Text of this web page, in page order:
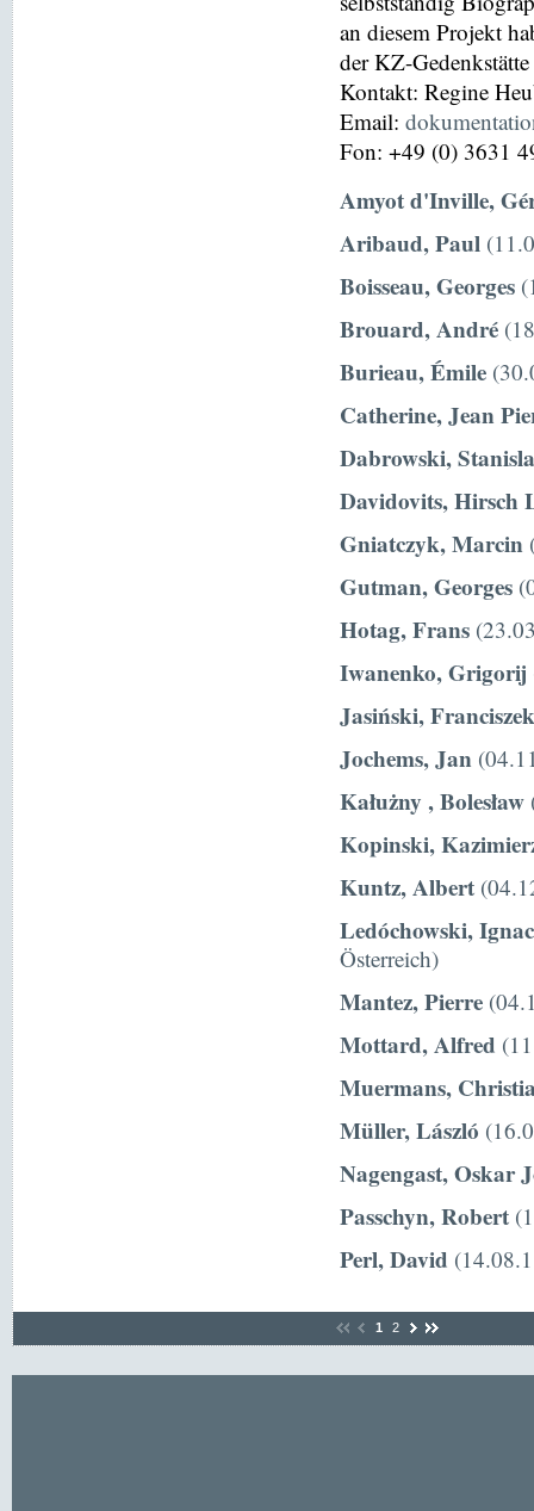
an diesem Projekt
der KZ-
Kontakt: Regine
Email:
Fon: +49 (0) 3631
Amyot d'Inville,
Aribaud, Paul
Boisseau, Georges
Brouard, André
Burieau, Émile
Catherine, Jean
Dabrowski,
Davidovits, Hirsch
Gniatczyk, Marcin
Gutman, Georges
Hotag, Frans
Iwanenko, Grigorij
Jasiński, Franciszek
Jochems, Jan
Kałużny , Bolesław
Kopinski,
Kuntz, Albert
Ledóchowski,
Österreich)
Mantez, Pierre
Mottard, Alfred
Muermans,
Müller, László
Nagengast, Oskar
Passchyn, Robert
Perl, David
1 2